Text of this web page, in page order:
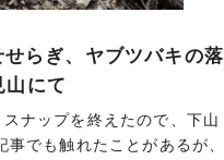
らぎ、ヤブツバキの落
山にて
ナップを終えたので、下山
事でも触れたことがあるが、